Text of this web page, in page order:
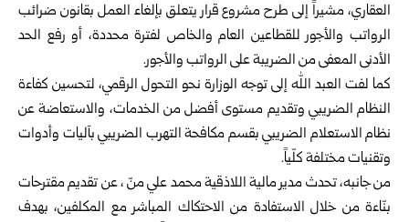
العقاري، ‏مشيراً إلى طرح مشروع قرار يتعلق بإلغاء العمل بقانون ضرائب
الرواتب ‏والأجور للقطاعين العام والخاص لفترة محددة، أو رفع الحد
الأدنى المعفى ‏من الضريبة على الرواتب والأجور.‏
كما لفت العبد الله إلى توجه الوزارة نحو التحول الرقمي، لتحسين كفاءة
النظام ‏الضريبي وتقديم مستوى أفضل من الخدمات، والاستعاضة عن
نظام الاستعلام ‏الضريبي بقسم مكافحة التهرب الضريبي بآليات وأدوات
وتقنيات مختلفة كلّياً. ‏
من جانبه، تحدث مدير مالية اللاذقية محمد علي منّ ، عن تقديم مقترحات
بنّاءة من خلال الاستفادة ‏من الاحتكاك المباشر مع المكلفين، بهدف